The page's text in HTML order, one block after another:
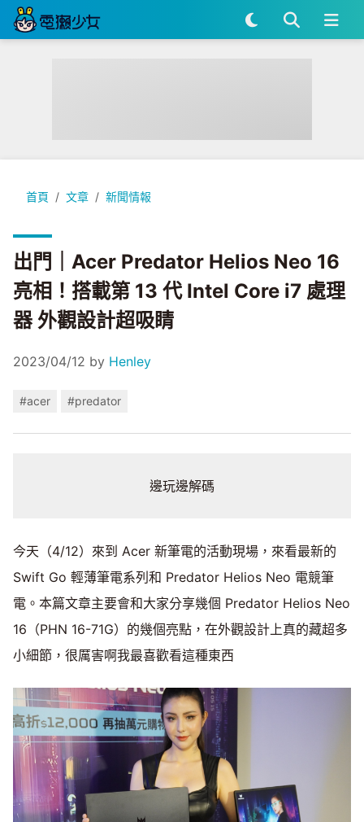
首頁 文章 新聞情報
出門｜Acer Predator Helios Neo 16 亮相！搭載第 13 代 Intel
出門｜Acer Predator Helios Neo 16
亮相！搭載第 13 代 Intel Core i7 處理
器 外觀設計超吸睛
2023/04/12 by Henley
#acer #predator
邊玩邊解碼
今天（4/12）來到 Acer 新筆電的活動現場，來看最新的
Swift Go 輕薄筆電系列和 Predator Helios Neo 電競筆
電。本篇文章主要會和大家分享幾個 Predator Helios Neo
16（PHN 16-71G）的幾個亮點，在外觀設計上真的藏超多
小細節，很厲害啊我最喜歡看這種東西